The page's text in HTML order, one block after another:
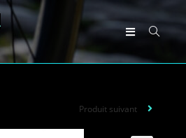
Produit suivant